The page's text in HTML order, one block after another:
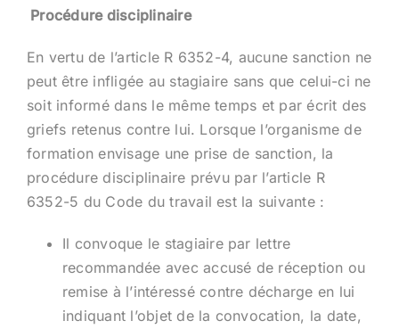
Procédure disciplinaire
En vertu de l’article R 6352-4, aucune sanction ne
peut être infligée au stagiaire sans que celui-ci ne
soit informé dans le même temps et par écrit des
griefs retenus contre lui. Lorsque l’organisme de
formation envisage une prise de sanction, la
procédure disciplinaire prévu par l’article R
6352-5 du Code du travail est la suivante :
Il convoque le stagiaire par lettre
recommandée avec accusé de réception ou
remise à l’intéressé contre décharge en lui
indiquant l’objet de la convocation, la date,